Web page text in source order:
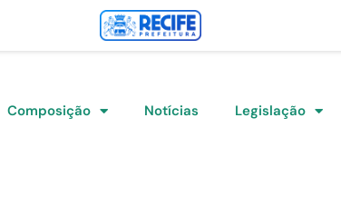
Composição Notícias Legislação